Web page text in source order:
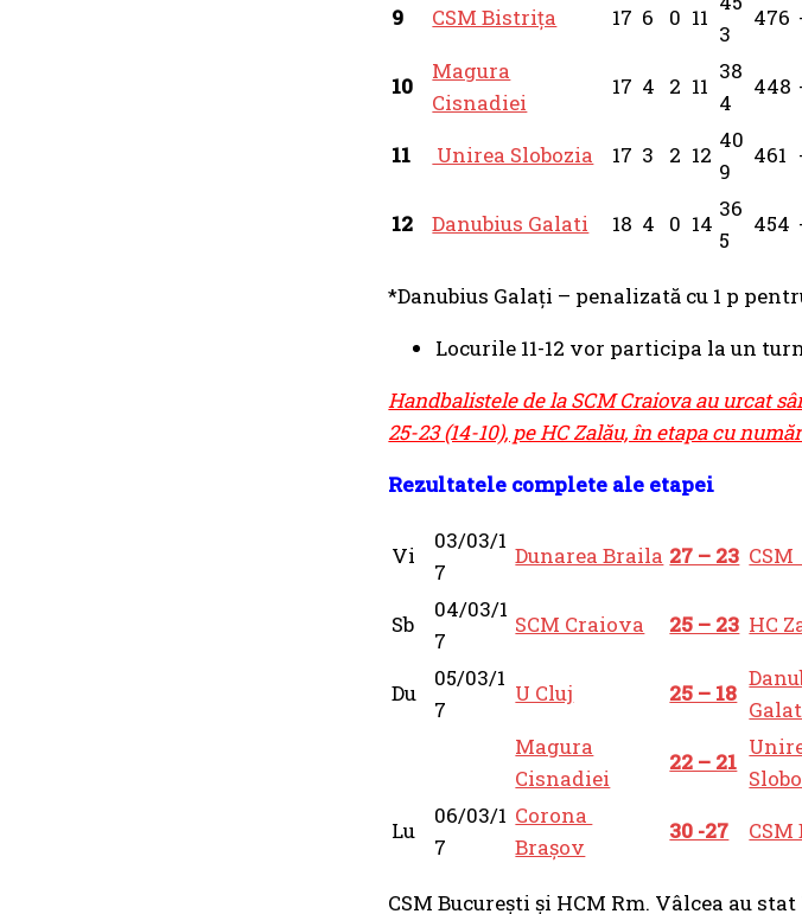
9 CSM Bistrița 17 6 0 11
3
476
10
Magura
Cisnadiei
17 4 2 11
38
4
448
11 Unirea Slobozia 17 3 2 12
40
9
461
12 Danubius Galati 18 4 0 14
36
5
454
*Danubius Galați – penalizată cu 1 p
Locurile 11-12 vor participa la un
Handbalistele de la SCM Craiova au urcat
25-23 (14-10), pe HC Zalău, în etapa cu
Rezultatele complete ale etapei
Vi
03/03/1
7
Dunarea Braila 27 – 23
Sb
04/03/1
7
SCM Craiova 25 – 23 HC
Du
05/03/1
7
U Cluj 25 – 18
Magura
Cisnadiei
22 – 21
Lu
06/03/1
7
Corona
Brașov
30 -27
CSM București și HCM Rm. Vâlcea au